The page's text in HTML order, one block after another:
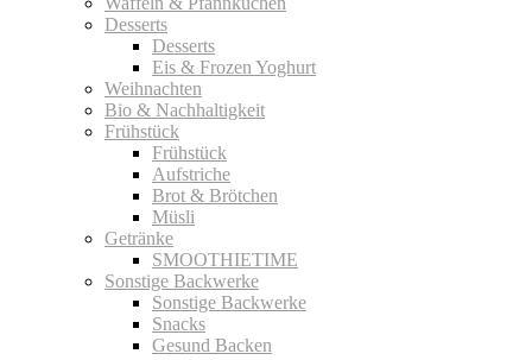
Desserts
Desserts
Eis & Frozen Yoghurt
Weihnachten
Bio & Nachhaltigkeit
Frühstück
Frühstück
Aufstriche
Brot & Brötchen
Müsli
Getränke
SMOOTHIETIME
Sonstige Backwerke
Sonstige Backwerke
Snacks
Gesund Backen